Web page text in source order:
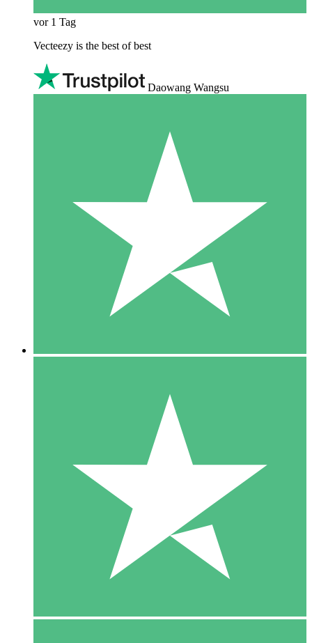
vor 1 Tag
Vecteezy is the best of best
Daowang Wangsu